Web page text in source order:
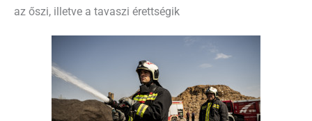
az őszi, illetve a tavaszi érettségik